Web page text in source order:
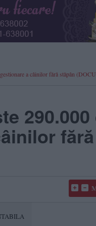
a câinilor fără stăpân
290.000
fără